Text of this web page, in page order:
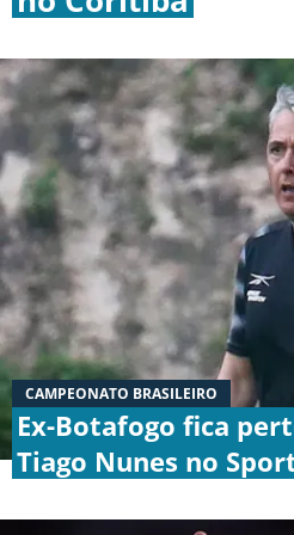
BOTAFOGO
CRUZEIRO
INTERNACIONAL
GRÊMIO
VASCO DA GAMA
SOBRE NÓS | STAFF | CONTATO
CAMPEONATO BRASILEIRO
Ex-Botafogo fica
Tiago Nunes no